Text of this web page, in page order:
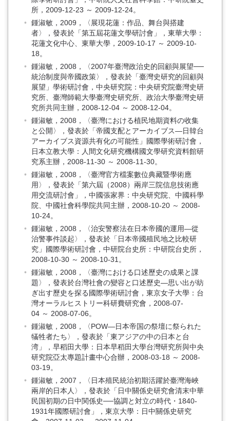
所，2009-12-23 ～ 2009-12-24。
鍾淑敏，2009，〈展現花蓮：作品、舞台與搭建
者〉，發表於「第五屆花蓮文學研討會」，東華大學：
花蓮文化中心、東華大學，2009-10-17 ～ 2009-10-
18。
鍾淑敏，2008，〈2007年臺灣政治史的回顧與展望──
統治制度與帝國政策〉，發表於「臺灣史研究的回顧與
展望」學術研討會，中央研究院：中央研究院臺灣史研
究所、臺灣師範大學臺灣史研究所、政治大學臺灣史研
究所共同主辦，2008-12-04 ～ 2008-12-04。
鍾淑敏，2008，〈臺灣における植民地期資料の收集
と公開〉，發表於「帝國支配とアーカイブス—日韓台
アーカイブス資源共有化の可能性」國際學術研討會，
日本立教大學：人間文化研究機構國文學研究資料館研
究系主辦，2008-11-30 ～ 2008-11-30。
鍾淑敏，2008，〈臺灣官方檔案數位典藏暨學術應
用〉，發表於「第六屆（2008）兩岸三院信息技術應
用交流研討會」，中國張家界：中央研究院、中國科學
院、中國社會科學院共同主辦，2008-10-20 ～ 2008-
10-24。
鍾淑敏，2008，〈治安警察法在日本帝國的運用—從
治警事件談起〉，發表於「日本帝國殖民地之比較研
究」國際學術研討會，中研院台史所：中研院台史所，
2008-10-30 ～ 2008-10-31。
鍾淑敏，2008，〈臺灣における口述歷史の成果と課
題〉，發表於台灣社會の變容と口述歷史—思い出が紡
ぎ出す歷史を探る國際學術研討會，東京女子大學：台
灣オーラルヒストリー科研費研究會，2008-07-
04 ～ 2008-07-06。
鍾淑敏，2008，〈POW—日本帝国の祭壇に祭られた
犠牲者たち〉，發表於「東アジアの中の日本と台
湾」，早稻田大學：日本早稻田大學台灣研究所與中央
研究院亞太專題計畫中心合辦，2008-03-18 ～ 2008-
03-19。
鍾淑敏，2007，〈日本殖民統治初期活躍於臺灣海峽
兩岸的日本人〉，發表於「日中關係史研究會清末中華
民国初期の日中関係史──協調と対立の時代・1840-
1931年國際研討會」，東京大學：日中關係史研究